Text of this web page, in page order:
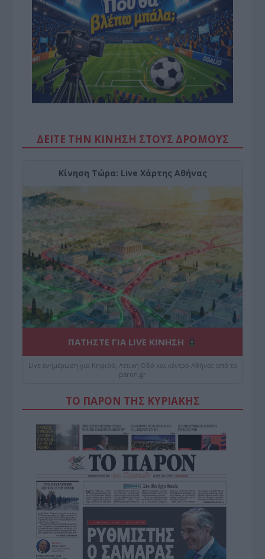
ΔΕΙΤΕ ΤΗΝ ΚΙΝΗΣΗ ΣΤΟΥΣ ΔΡΌΜΟΥΣ
Κίνηση Τώρα: Live Χάρτης Αθήνας
ΠΑΤΗΣΤΕ ΓΙΑ LIVE ΚΙΝΗΣΗ
Live ενημέρωση για Κηφισό, Αττική Οδό και κέντρο Αθήνας από το
paron.gr
ΤΟ ΠΑΡΟΝ ΤΗΣ ΚΥΡΙΑΚΗΣ